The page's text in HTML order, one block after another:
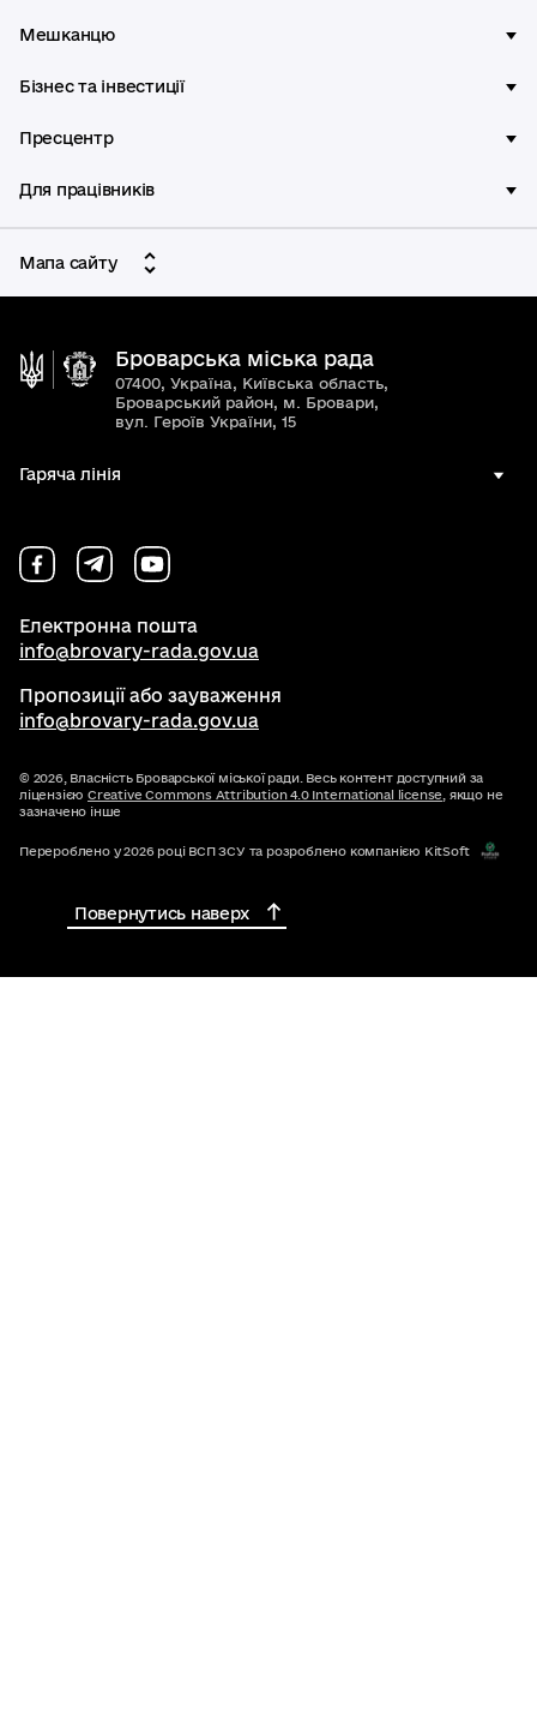
Мешканцю
Бізнес та інвестиції
Пресцентр
Для працівників
Мапа сайту
Броварська міська рада
07400, Україна, Київська область,
Броварський район, м. Бровари,
вул. Героїв України, 15
Гаряча лінія
Електронна пошта
info@brovary-rada.gov.ua
Пропозиції або зауваження
info@brovary-rada.gov.ua
© 2026, Власність Броварської міської ради. Весь контент доступний за
ліцензією Creative Commons Attribution 4.0 International license , якщо не
зазначено інше
Перероблено у 2026 році ВСП ЗСУ та розроблено компанією KitSoft
Повернутись наверх